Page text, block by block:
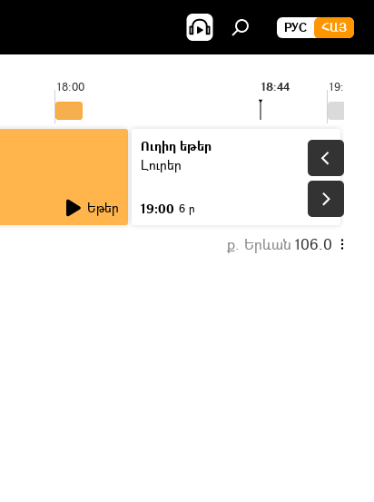
РУС ՀԱՅ
18:00 19:00
18:44
Եթեր
Ուղիղ եթեր
Լուրեր
19:00 6 ր
ք. Երևան 106.0